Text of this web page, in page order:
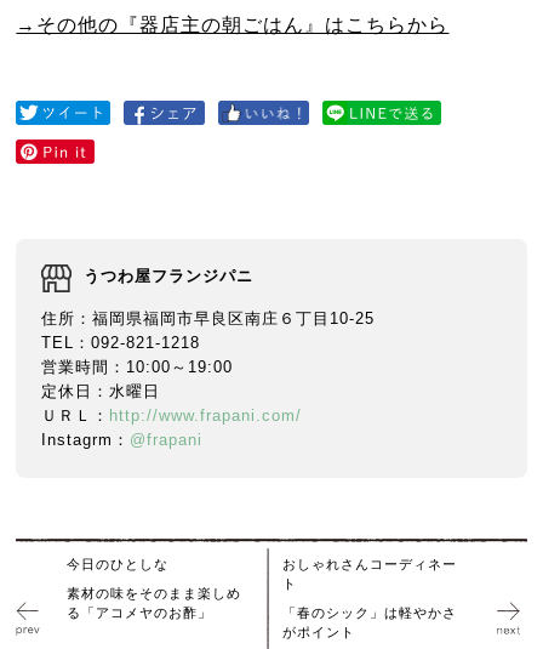
→その他の『器店主の朝ごはん』はこちらから
うつわ屋フランジパニ
住所：福岡県福岡市早良区南庄６丁目10-25
TEL：092-821-1218
営業時間：10:00～19:00
定休日：水曜日
ＵＲＬ： http://www.frapani.com/
Instagrm： @frapani
今日のひとしな
素材の味をそのまま楽しめ
る「アコメヤのお酢」
おしゃれさんコーディネー
ト
「春のシック」は軽やかさ
がポイント